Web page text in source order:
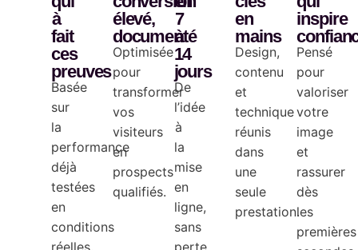
à
fait
ces
preuves
Basée
sur
la
performance
déjà
testées
en
conditions
réelles.
élevé,
documenté
Optimisée
pour
transformer
vos
visiteurs
en
prospects
qualifiés.
7
à
14
jours
De
l’idée
à
la
mise
en
ligne,
sans
perte
en
mains
Design,
contenu
et
technique
réunis
dans
une
seule
prestation.
inspire
Pensé
pour
valoriser
votre
image
et
rassurer
dès
les
premières